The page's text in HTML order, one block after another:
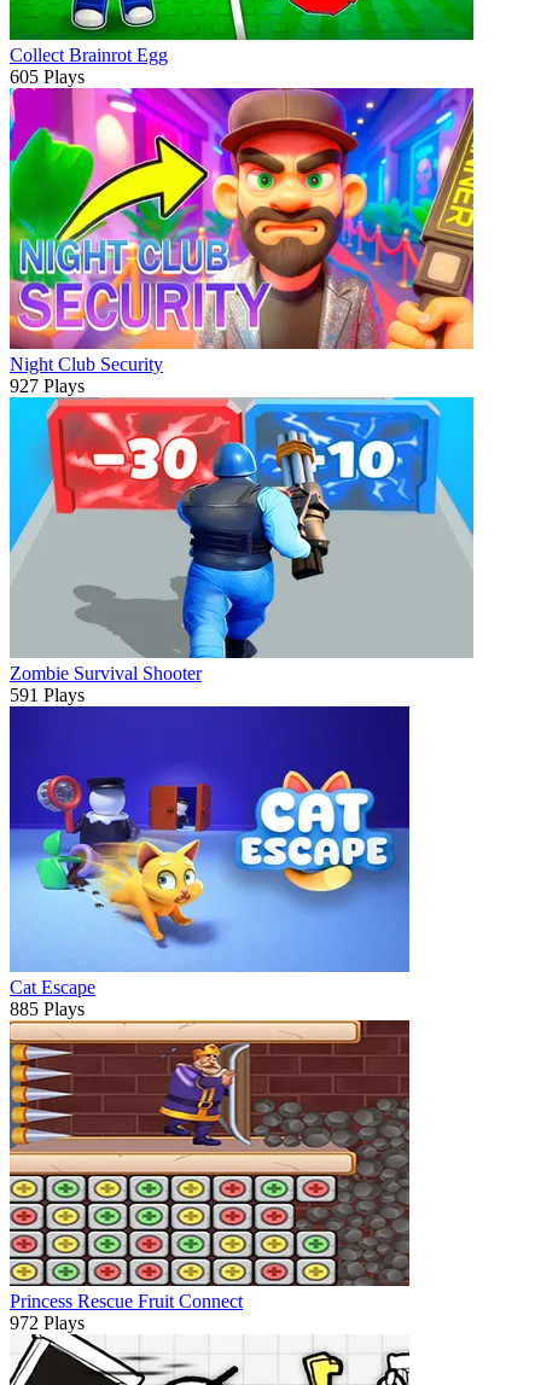
Collect Brainrot Egg
605 Plays
Night Club Security
927 Plays
Zombie Survival Shooter
591 Plays
Cat Escape
885 Plays
Princess Rescue Fruit Connect
972 Plays